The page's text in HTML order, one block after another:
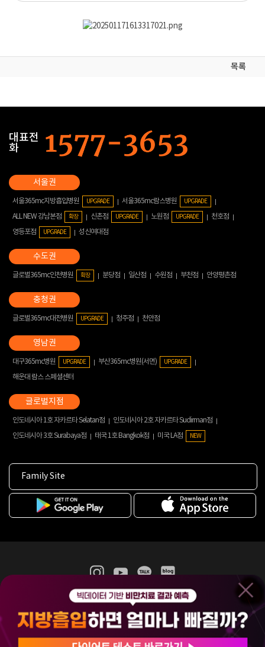
목록
대표전
화
서울365mc지방흡입병원 UPGRADE 서울365mc람스병원 UPGRADE
ALL NEW 강남본점 확장 신촌점 UPGRADE 노원점 UPGRADE
천호점
영등포점
UPGRADE 성신여대점
글로벌365mc인천병원 확장 분당점 일산점 수원점 부천점 안양평촌점
글로벌365mc대전병원 UPGRADE 청주점 천안점
대구365mc병원 UPGRADE 부산365mc병원(서면) UPGRADE
해운대 람스 스페셜센터
인도네시아 1호 자카르타 Selatan점
인도네시아 2호 자카르타 Sudirman점
인도네시아 3호 Surabaya점
태국 1호 Bangkok점 미국 LA점 NEW
Family Site
365mc 병·의원 이용약관
홈페이지 이용약관
비급여진료수가
(주)365mcㅣ서울특별시 서초구 서초대로52길 7, 3~4층(서초동, 제일빌딩)
120-87-04354ㅣ김남철